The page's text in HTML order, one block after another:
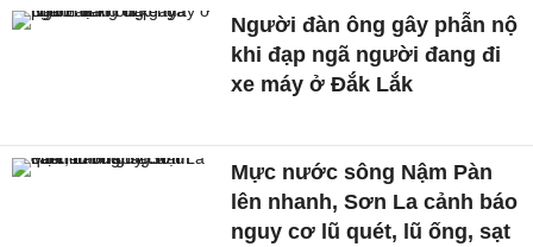
Người đàn ông gây phẫn nộ
khi đạp ngã người đang đi
xe máy ở Đắk Lắk
Mực nước sông Nậm Pàn
lên nhanh, Sơn La cảnh báo
nguy cơ lũ quét, lũ ống, sạt